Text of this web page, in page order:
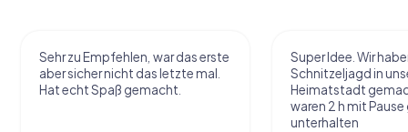
Sehr zu Empfehlen, war das erste
aber sicher nicht das letzte mal.
Hat echt Spaß gemacht.
Super Idee. Wir
Schnitzeljagd in
Heimatstadt
waren 2 h mit
unterhalten